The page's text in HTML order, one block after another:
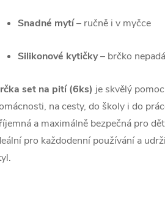
Snadné mytí– ručně i v myčce
Silikonové kytičky– brčko
set na pití (6ks) je skvělý
na cesty, do školy i do
a maximálně bezpečná pro
pro každodenní používání a